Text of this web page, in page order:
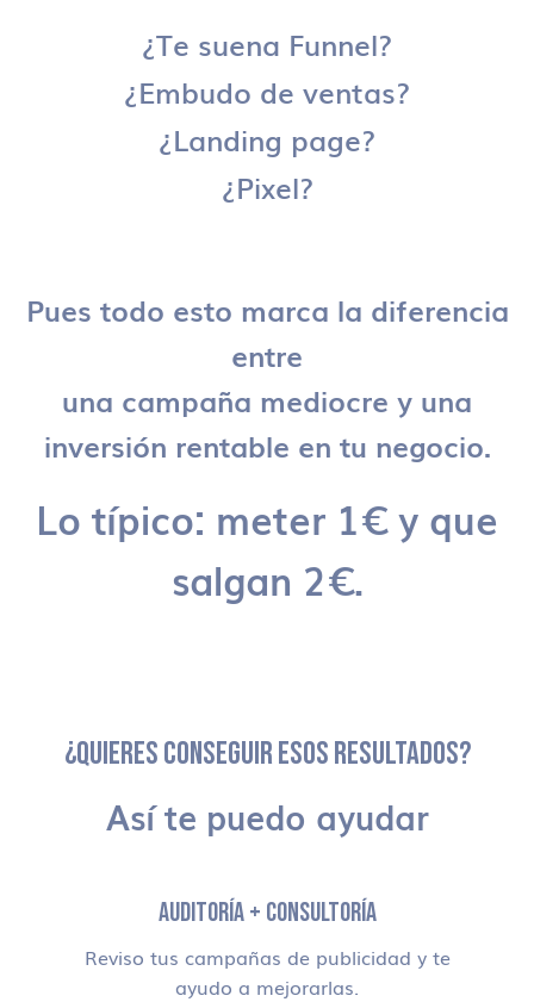
¿Te suena Funnel?
¿Embudo de ventas?
¿Landing page?
¿Pixel?
Pues todo esto marca la diferencia
entre
una campaña mediocre y una
inversión rentable en tu negocio.
Lo típico: meter 1€ y que
salgan 2€.
¿QUIERES CONSEGUIR ESOS RESULTADOS?
Así te puedo ayudar
AUDITORÍA + CONSULTORÍA
Reviso tus campañas de publicidad y te
ayudo a mejorarlas.